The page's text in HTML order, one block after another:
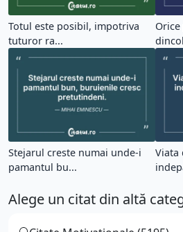
Totul este posibil, impotriva
tuturor ra...
Stejarul creste numai unde-i
pamantul bu...
Viata
Alege un citat din altă